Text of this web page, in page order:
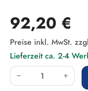
Regulärer Preis:
92,20 €
Preise inkl. MwSt.
Lieferzeit ca. 2-4
Produkt Anzahl: